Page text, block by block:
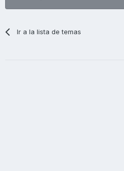
Ir a la lista de temas